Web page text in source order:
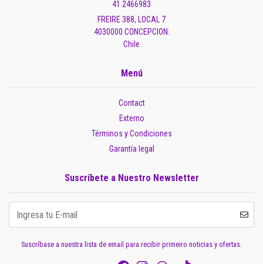
41 2466983
FREIRE 388, LOCAL 7
4030000 CONCEPCION:
Chile
Menú
Contact
Externo
Términos y Condiciones
Garantía legal
Suscríbete a Nuestro Newsletter
Suscríbase a nuestra lista de email para recibir primeiro noticias y ofertas.